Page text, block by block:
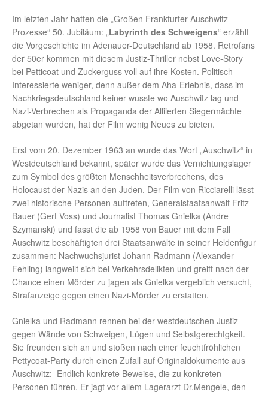
Im letzten Jahr hatten die „Großen Frankfurter Auschwitz-
Prozesse“ 50. Jubiläum: „Labyrinth des Schweigens“ erzählt
die Vorgeschichte im Adenauer-Deutschland ab 1958. Retrofans
der 50er kommen mit diesem Justiz-Thriller nebst Love-Story
bei Petticoat und Zuckerguss voll auf ihre Kosten. Politisch
Interessierte weniger, denn außer dem Aha-Erlebnis, dass im
Nachkriegsdeutschland keiner wusste wo Auschwitz lag und
Nazi-Verbrechen als Propaganda der Alliierten Siegermächte
abgetan wurden, hat der Film wenig Neues zu bieten.
Erst vom 20. Dezember 1963 an wurde das Wort „Auschwitz“ in
Westdeutschland bekannt, später wurde das Vernichtungslager
zum Symbol des größten Menschheitsverbrechens, des
Holocaust der Nazis an den Juden. Der Film von Ricciarelli lässt
zwei historische Personen auftreten, Generalstaatsanwalt Fritz
Bauer (Gert Voss) und Journalist Thomas Gnielka (Andre
Szymanski) und fasst die ab 1958 von Bauer mit dem Fall
Auschwitz beschäftigten drei Staatsanwälte in seiner Heldenfigur
zusammen: Nachwuchsjurist Johann Radmann (Alexander
Fehling) langweilt sich bei Verkehrsdelikten und greift nach der
Chance einen Mörder zu jagen als Gnielka vergeblich versucht,
Strafanzeige gegen einen Nazi-Mörder zu erstatten.
Gnielka und Radmann rennen bei der westdeutschen Justiz
gegen Wände von Schweigen, Lügen und Selbstgerechtgkeit.
Sie freunden sich an und stoßen nach einer feuchtfröhlichen
Pettycoat-Party durch einen Zufall auf Originaldokumente aus
Auschwitz: Endlich konkrete Beweise, die zu konkreten
Personen führen. Er jagt vor allem Lagerarzt Dr.Mengele, den